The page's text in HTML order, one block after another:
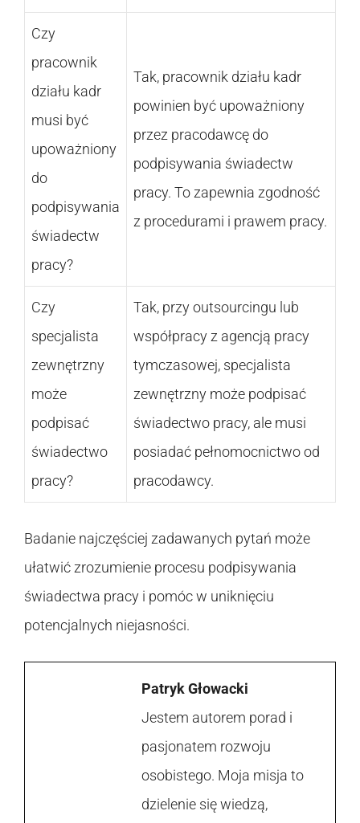
Czy
pracownik
działu kadr
musi być
upoważniony
do
podpisywania
świadectw
pracy?
Tak, pracownik działu kadr
powinien być upoważniony
przez pracodawcę do
podpisywania świadectw
pracy. To zapewnia zgodność
z procedurami i prawem pracy.
Czy
specjalista
zewnętrzny
może
podpisać
świadectwo
pracy?
Tak, przy outsourcingu lub
współpracy z agencją pracy
tymczasowej, specjalista
zewnętrzny może podpisać
świadectwo pracy, ale musi
posiadać pełnomocnictwo od
pracodawcy.
Badanie najczęściej zadawanych pytań może
ułatwić zrozumienie procesu podpisywania
świadectwa pracy i pomóc w uniknięciu
potencjalnych niejasności.
Patryk Głowacki
Jestem autorem porad i
pasjonatem rozwoju
osobistego. Moja misja to
dzielenie się wiedzą,